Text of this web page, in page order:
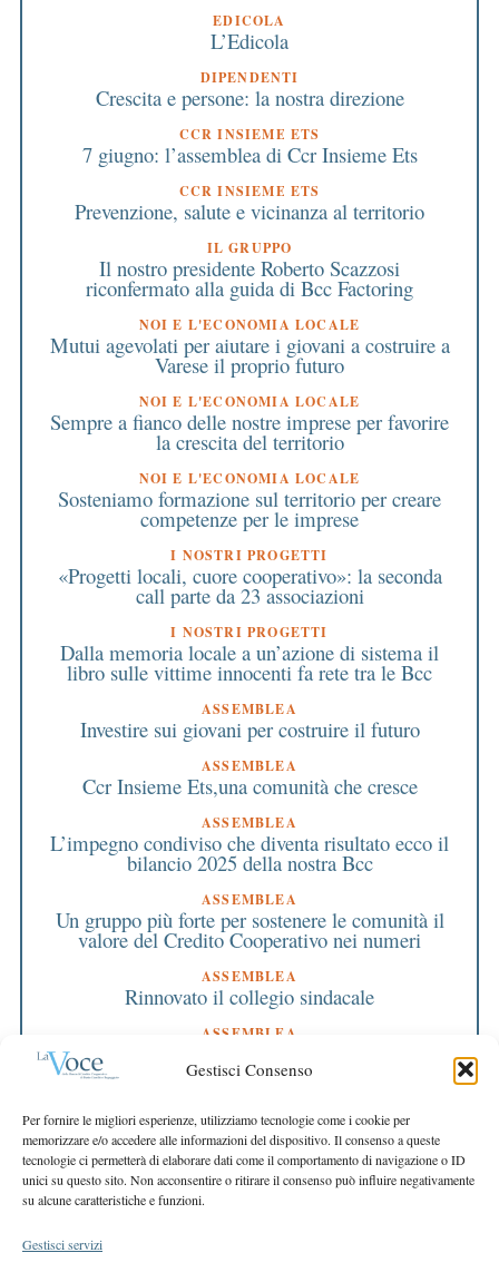
Gestisci Consenso
Per fornire le migliori esperienze, utilizziamo tecnologie come i cookie per
memorizzare e/o accedere alle informazioni del dispositivo. Il consenso a queste
tecnologie ci permetterà di elaborare dati come il comportamento di navigazione o ID
unici su questo sito. Non acconsentire o ritirare il consenso può influire negativamente
su alcune caratteristiche e funzioni.
Gestisci servizi
EDICOLA
L’Edicola
DIPENDENTI
Crescita e persone: la nostra direzione
CCR INSIEME ETS
7 giugno: l’assemblea di Ccr Insieme Ets
CCR INSIEME ETS
Prevenzione, salute e vicinanza al territorio
IL GRUPPO
Il nostro presidente Roberto Scazzosi
riconfermato alla guida di Bcc Factoring
NOI E L'ECONOMIA LOCALE
Mutui agevolati per aiutare i giovani a costruire a
Varese il proprio futuro
NOI E L'ECONOMIA LOCALE
Sempre a fianco delle nostre imprese per favorire
la crescita del territorio
NOI E L'ECONOMIA LOCALE
Sosteniamo formazione sul territorio per creare
competenze per le imprese
I NOSTRI PROGETTI
«Progetti locali, cuore cooperativo»: la seconda
call parte da 23 associazioni
I NOSTRI PROGETTI
Dalla memoria locale a un’azione di sistema il
libro sulle vittime innocenti fa rete tra le Bcc
ASSEMBLEA
Investire sui giovani per costruire il futuro
ASSEMBLEA
Ccr Insieme Ets,una comunità che cresce
ASSEMBLEA
L’impegno condiviso che diventa risultato ecco il
bilancio 2025 della nostra Bcc
ASSEMBLEA
Un gruppo più forte per sostenere le comunità il
valore del Credito Cooperativo nei numeri
ASSEMBLEA
Rinnovato il collegio sindacale
ASSEMBLEA
Bilancio approvato all’unanimità e 2 milioni
destinati al territorio
Crescere restando riconoscibili
EDITORIALE PRESIDENTE
Costruire futuro insieme